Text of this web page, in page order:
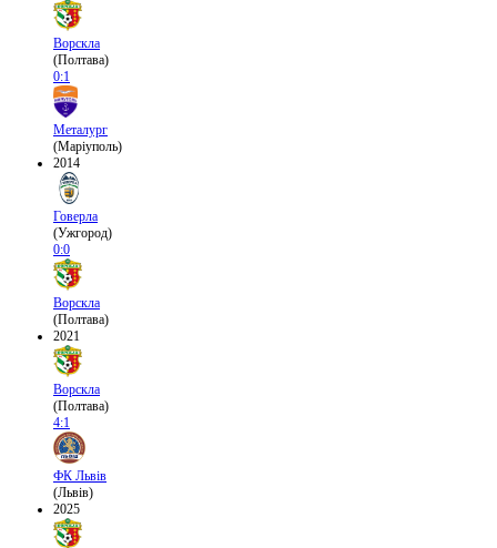
Ворскла
(Полтава)
0:1
Металург
(Маріуполь)
2014
Говерла
(Ужгород)
0:0
Ворскла
(Полтава)
2021
Ворскла
(Полтава)
4:1
ФК Львів
(Львів)
2025